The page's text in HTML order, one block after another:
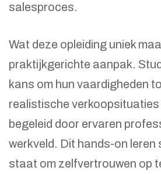
salesproces.
Wat deze opleiding uniek
praktijkgerichte aanpak.
kans om hun vaardigheden
realistische verkoopsituaties
begeleid door ervaren
werkveld. Dit hands-on leren
staat om zelfvertrouwen op